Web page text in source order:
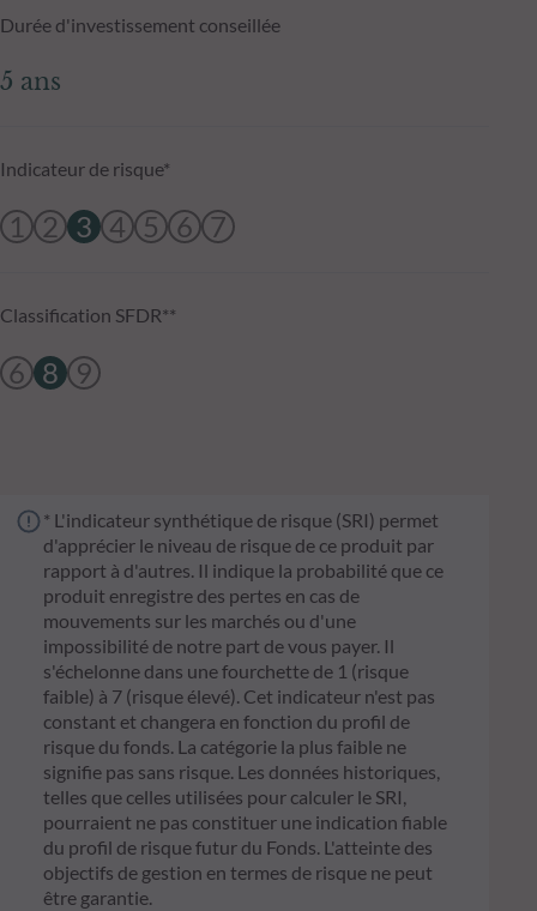
Durée d'investissement conseillée
5 ans
Indicateur de risque*
1 2 3 4 5 6 7
Classification SFDR**
6 8 9
* L'indicateur synthétique de risque (SRI) permet
d'apprécier le niveau de risque de ce produit par
rapport à d'autres. Il indique la probabilité que ce
produit enregistre des pertes en cas de
mouvements sur les marchés ou d'une
impossibilité de notre part de vous payer. Il
s'échelonne dans une fourchette de 1 (risque
faible) à 7 (risque élevé). Cet indicateur n'est pas
constant et changera en fonction du profil de
risque du fonds. La catégorie la plus faible ne
signifie pas sans risque. Les données historiques,
telles que celles utilisées pour calculer le SRI,
pourraient ne pas constituer une indication fiable
du profil de risque futur du Fonds. L'atteinte des
objectifs de gestion en termes de risque ne peut
être garantie.